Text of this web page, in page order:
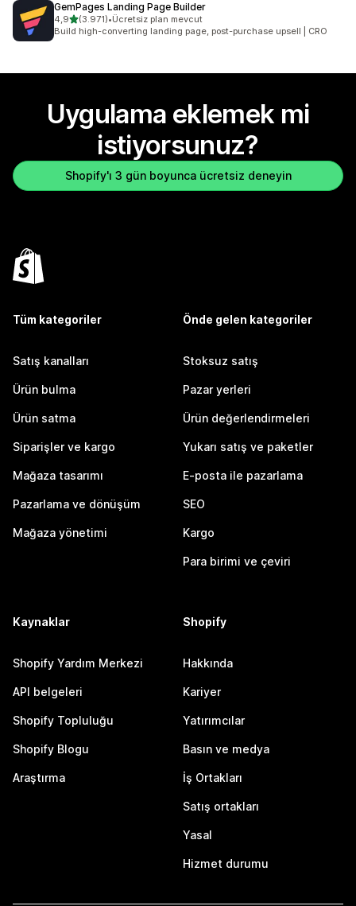
GemPages Landing Page Builder
4,95 yıldız üzerinden
(3.971)
toplam 3971 değerlendirme
•Ücretsiz plan mevcut
Build high-converting landing page, post-purchase upsell | CRO
Uygulama eklemek mi
istiyorsunuz?
Shopify'ı 3 gün boyunca ücretsiz deneyin
Tüm kategoriler
Satış kanalları
Ürün bulma
Ürün satma
Siparişler ve kargo
Mağaza tasarımı
Pazarlama ve dönüşüm
Mağaza yönetimi
Önde gelen kategoriler
Stoksuz satış
Pazar yerleri
Ürün değerlendirmeleri
Yukarı satış ve paketler
E-posta ile pazarlama
SEO
Kargo
Para birimi ve çeviri
Kaynaklar
Shopify Yardım Merkezi
API belgeleri
Shopify Topluluğu
Shopify Blogu
Araştırma
Shopify
Hakkında
Kariyer
Yatırımcılar
Basın ve medya
İş Ortakları
Satış ortakları
Yasal
Hizmet durumu